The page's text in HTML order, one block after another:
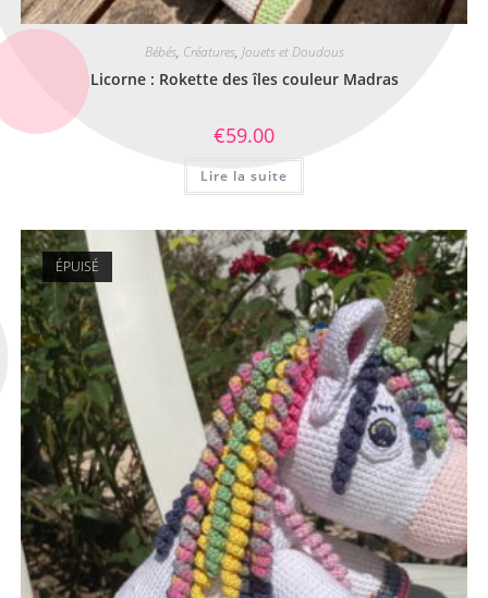
Bébés, Créatures, Jouets et Doudous
Licorne : Rokette des îles couleur Madras
€59.00
Lire la suite
ÉPUISÉ